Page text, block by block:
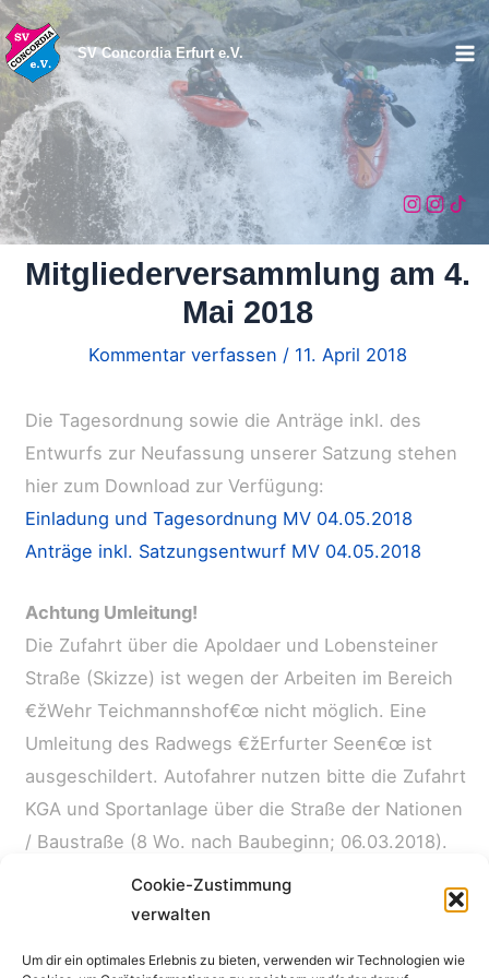
Cookie-Zustimmung
verwalten
Um dir ein optimales Erlebnis zu bieten, verwenden wir Technologien wie
Zum
Inhalt
springen
SV Concordia Erfurt e.V.
Mitgliederversammlung am 4.
Mai 2018
Kommentar verfassen / 11. April 2018
Die Tagesordnung sowie die Anträge inkl. des
Entwurfs zur Neufassung unserer Satzung stehen
hier zum Download zur Verfügung:
Einladung und Tagesordnung MV 04.05.2018
Anträge inkl. Satzungsentwurf MV 04.05.2018
Achtung Umleitung!
Die Zufahrt über die Apoldaer und Lobensteiner
Straße (Skizze) ist wegen der Arbeiten im Bereich
€žWehr Teichmannshof€œ nicht möglich. Eine
Umleitung des Radwegs €žErfurter Seen€œ ist
ausgeschildert. Autofahrer nutzen bitte die Zufahrt
KGA und Sportanlage über die Straße der Nationen
/ Baustraße (8 Wo. nach Baubeginn; 06.03.2018).